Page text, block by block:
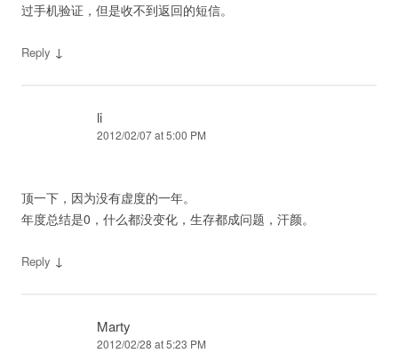
过手机验证，但是收不到返回的短信。
Reply ↓
li
2012/02/07 at 5:00 PM
顶一下，因为没有虚度的一年。
年度总结是0，什么都没变化，生存都成问题，汗颜。
Reply ↓
Marty
2012/02/28 at 5:23 PM